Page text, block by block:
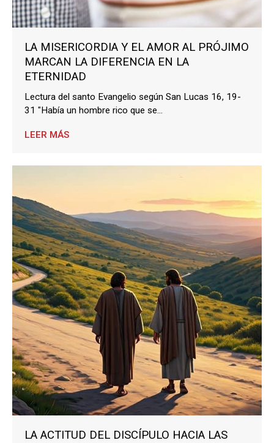
LA MISERICORDIA Y EL AMOR AL PRÓJIMO
MARCAN LA DIFERENCIA EN LA
ETERNIDAD
Lectura del santo Evangelio según San Lucas 16, 19-
31 "Había un hombre rico que se...
LEER MÁS
LA ACTITUD DEL DISCÍPULO HACIA LAS